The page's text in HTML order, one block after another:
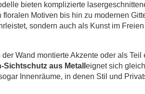
bieten komplizierte
Motiven bis hin zu modernen
sondern auch als Kunst im
Wand montierte Akzente oder als Teil
aus Metall eignet sich
Innenräume, in denen Stil und